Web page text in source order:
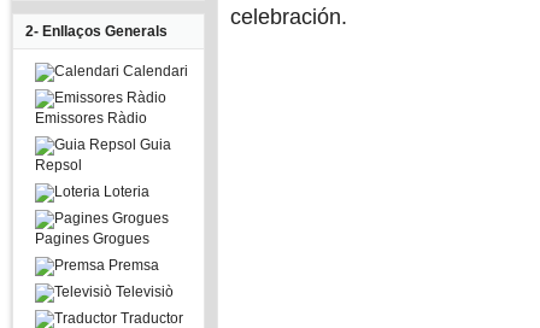
2- Enllaços Generals
Calendari
Emissores Ràdio
Guia
Repsol
Loteria
Pagines Grogues
Premsa
Televisiò
Traductor
celebración.